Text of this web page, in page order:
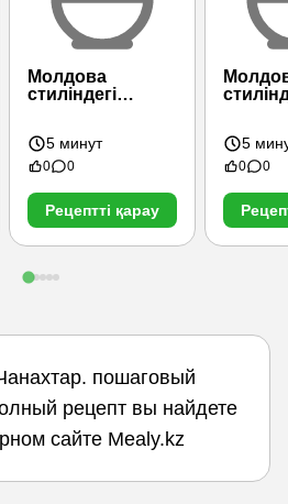
Молдова
стиліндегі
5 минут
0 0
Рецептті қарау
5
0 0
пошаговый
рецепт вы найдете
сайте Mealy.kz